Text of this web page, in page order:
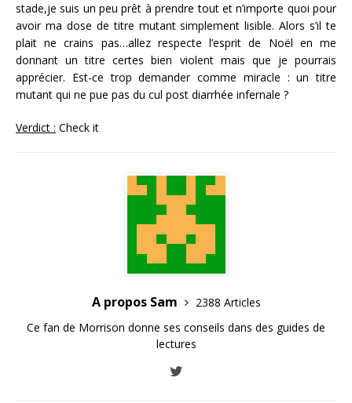
stade,je suis un peu prêt à prendre tout et n’importe quoi pour
avoir ma dose de titre mutant simplement lisible. Alors s’il te
plait ne crains pas…allez respecte l’esprit de Noël en me
donnant un titre certes bien violent mais que je pourrais
apprécier. Est-ce trop demander comme miracle : un titre
mutant qui ne pue pas du cul post diarrhée infernale ?
Verdict : Check it
A propos Sam
2388 Articles
Ce fan de Morrison donne ses conseils dans des guides de
lectures